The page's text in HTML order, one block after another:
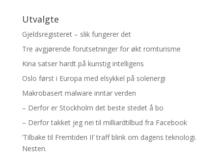
Utvalgte
Gjeldsregisteret – slik fungerer det
Tre avgjørende forutsetninger for økt romturisme
Kina satser hardt på kunstig intelligens
Oslo først i Europa med elsykkel på solenergi
Makrobasert malware inntar verden
– Derfor er Stockholm det beste stedet å bo
– Derfor takket jeg nei til milliardtilbud fra Facebook
’Tilbake til Fremtiden II’ traff blink om dagens teknologi.
Nesten.